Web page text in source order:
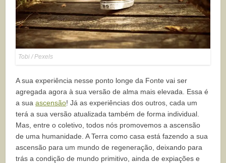
Tobi / Pexels
A sua experiência nesse ponto longe da Fonte vai ser
agregada agora à sua versão de alma mais elevada. Essa é
a suaascensão! Já as experiências dos outros, cada um
terá a sua versão atualizada também de forma individual.
Mas, entre o coletivo, todos nós promovemos a ascensão
de uma humanidade. A Terra como casa está fazendo a sua
ascensão para um mundo de regeneração, deixando para
trás a condição de mundo primitivo, ainda de expiações e